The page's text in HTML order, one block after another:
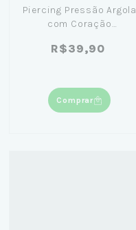
Piercing Pressão Argola
com Coração
Ouro 18K
R$39,90
Comprar